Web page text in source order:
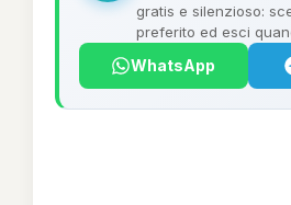
gratis e silenzioso:
preferito ed esci
WhatsApp